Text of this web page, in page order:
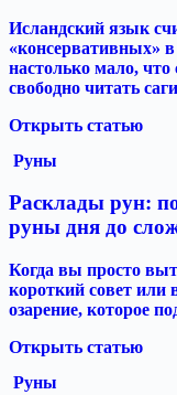
Исландский язык
«консервативных»
настолько мало,
свободно читать
Открыть статью
Руны
Расклады рун:
руны дня до
Когда вы просто
короткий совет
озарение, которое
Открыть статью
Руны